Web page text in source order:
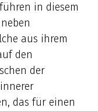
in diesem
aus ihrem
den
der
das für einen